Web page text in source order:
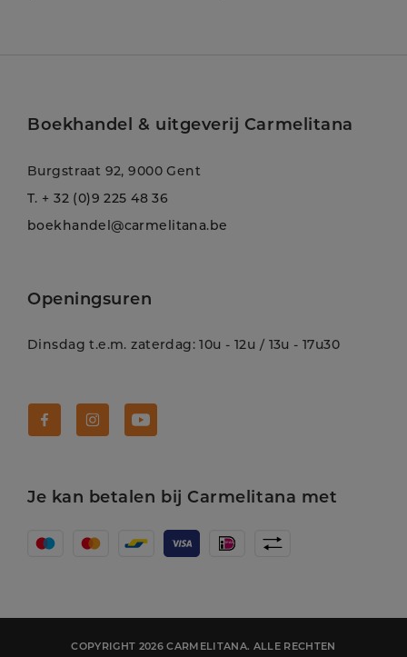
Boekhandel & uitgeverij Carmelitana
Burgstraat 92, 9000 Gent
T. + 32 (0)9 225 48 36
boekhandel@carmelitana.be
Openingsuren
Dinsdag t.e.m. zaterdag: 10u - 12u / 13u - 17u30
Je kan betalen bij Carmelitana met
COPYRIGHT 2026 CARMELITANA. ALLE RECHTEN